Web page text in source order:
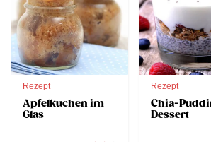
Rezept
Apfelkuchen im
Glas
Rezept
Chia-
Dessert